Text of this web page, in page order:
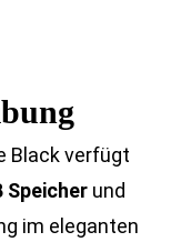
Black verfügt
Speicher und
im eleganten